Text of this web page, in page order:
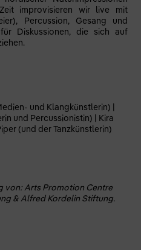
improvisieren wir live mit
Percussion, Gesang und
Diskussionen, die sich auf
und Klangkünstlerin) |
und Percussionistin) | Kira
(und der Tanzkünstlerin)
von: Arts Promotion Centre
& Alfred Kordelin Stiftung.